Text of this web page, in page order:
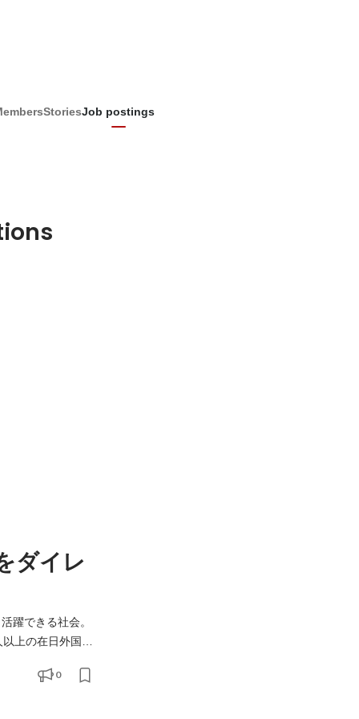
StoriesJob postings
ダイレ
0